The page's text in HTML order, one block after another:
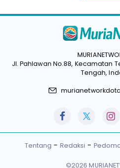
Jl. Pahlawan No.88, Kecamatan
Tengah,
Tentang Redaksi
©2026